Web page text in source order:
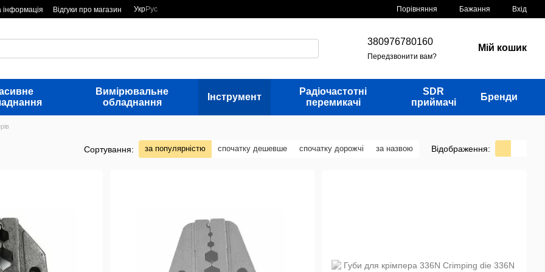
інформація Відгуки про магазин УкрРус Порівняння Бажання Вхід
380976780160
Передзвонити вам?
Мій кошик
Вимірювальне
обладнання
Інструмент
Радіочастотні
перемикачі
SDR
приймачі
Бренди
Сортування: за популярністю спочатку дешевше спочатку дорожчі за назвою Відображення: